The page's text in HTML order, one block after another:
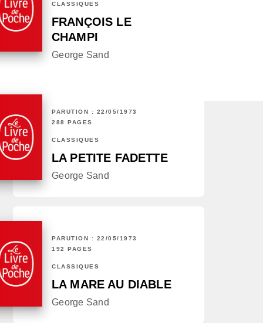
CLASSIQUES
FRANÇOIS LE
CHAMPI
George Sand
PARUTION : 22/05/1973
288 PAGES
CLASSIQUES
LA PETITE FADETTE
George Sand
PARUTION : 22/05/1973
192 PAGES
CLASSIQUES
LA MARE AU DIABLE
George Sand